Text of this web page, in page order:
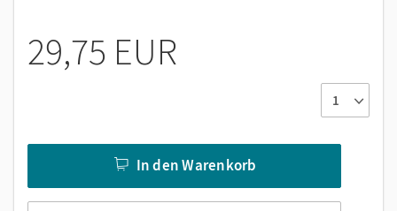
29,75 EUR
In den Warenkorb